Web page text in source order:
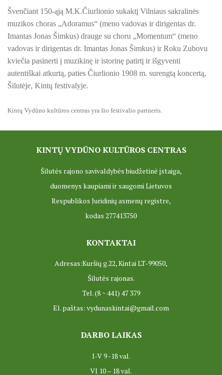
BAIGIAMAS ES PROJEKTAS GENIUS LOCI
ES PROJEKTAS GENIUS LOCI. Vydūno šviesos festivalis.
ES PROJEKTAS GENIUS LOCI. Vydūno šviesos festivalis.
ES PROJEKTAS GENIUS LOCI. Įrengtas Vydūno suolelis
ES PROJEKTAS GENIUS LOCI. Kieme ,,dygsta"
ES PROJEKTAS GENIUS LOCI. Rengiamas Vydūno suolelis
ES PROJEKTAS GENIUS LOCI. Vydūno šviesos festivalio
ES PROJEKTAS GENIUS LOCI. Įrengtas Vydūno šviesos
ES projektas GENIUS LOCI. Audio gidas muziejuje
ES PROJEKTAS GENIUS LOCI. Įsigyti rūbų komplektai
ES projektas GENIUS LOCI. Atnaujinta interneto svetainė
ES PROJEKTAS GENIUS LOCI. Rengiamas kiemo
ES projektas GENIUS LOCI. Rengiamos kiemo edukacinės
ES projektas GENIUS LOCI. Partnerių susitikimas
Švenčiant 150-ąją M.K.Čiurlionio sukaktį Vilniaus sakralinės
muzikos choras „Adoramus“ (meno vadovas ir dirigentas dr.
Imantas Jonas Šimkus) drauge su choru „Momentum“ (meno
vadovas ir dirigentas dr. Imantas Jonas Šimkus) ir Roku Zubovu
kviečia pasinerti į muzikinę ir istorinę patirtį ir išgyventi
autentiškai atkurtą, paties Čiurlionio 1908 m. surengtą koncertą,
Šilutėje, Kintų festivalyje.
Kintų Vydūno kultūros centras yra šio festivalio partneris.
KINTŲ VYDŪNO KULTŪROS CENTRAS
Šilutės rajono savivaldybės biudžetinė įstaiga,
duomenys kaupiami ir saugomi Lietuvos
Respublikos Juridinių asmenų registre,
kodas 277413750
KONTAKTAI
Adresas:Kuršių g.22, Kintai LT-99050,
Šilutės rajonas.
Tel. (8 ~ 441) 47 379
El. paštas: vydunaskintai@gmail.com
DARBO LAIKAS
I-V 9 -18 val.
VI 10 – 18 val.